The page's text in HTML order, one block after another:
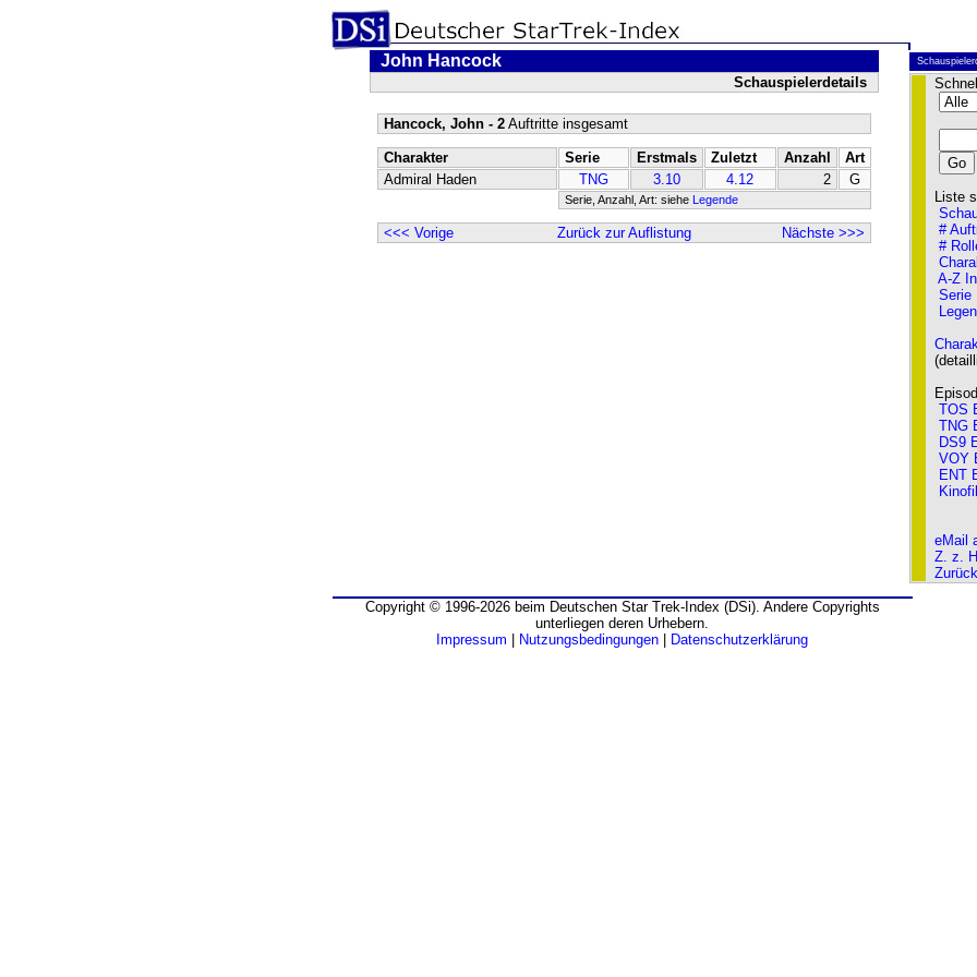
John Hancock
Schauspielerdetails
Hancock, John - 2Auftritte insgesamt
Charakter Serie Erstmals Zuletzt Anzahl
Art
Admiral Haden
TNG 3.10 4.12 2 G
Serie, Anzahl, Art: siehe Legende
<<< Vorige Zurück zur Auflistung Nächste >>>
Liste
#
#
A-Z
Serie
TOS
TNG
DS9
VOY
ENT
eMail
Z. z.
Copyright © 1996-2026 beim Deutschen Star Trek-Index (DSi). Andere Copyrights
unterliegen deren Urhebern.
Impressum
Nutzungsbedingungen Datenschutzerklärung